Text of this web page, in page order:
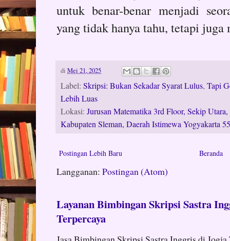
untuk benar-benar menjadi
yang tidak hanya tahu, tetapi juga
di Mei 21, 2025
Label: Skripsi: Bukan Sekadar Syarat Lulus, Tapi
Lebih Luas
Lokasi: Jurusan Matematika 3rd Floor, Sekip
Kabupaten Sleman, Daerah Istimewa Yogyakarta
Postingan Lebih Baru Beranda
Langganan: Postingan (Atom)
Layanan Bimbingan Skripsi Sastra
Terpercaya